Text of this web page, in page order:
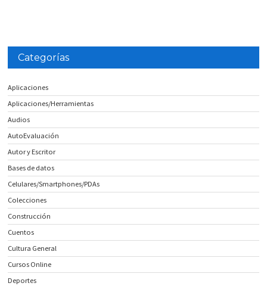
Categorías
Aplicaciones
Aplicaciones/Herramientas
Audios
AutoEvaluación
Autor y Escritor
Bases de datos
Celulares/Smartphones/PDAs
Colecciones
Construcción
Cuentos
Cultura General
Cursos Online
Deportes